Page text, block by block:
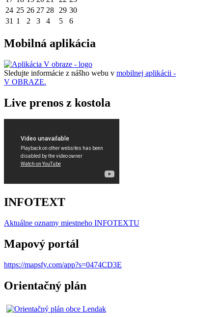
24 25 26 27 28 29 30
31 1 2 3 4 5 6
Mobilná aplikácia
Sledujte informácie z nášho webu v mobilnej aplikácii -
V OBRAZE.
Live prenos z kostola
INFOTEXT
Aktuálne oznamy miestneho INFOTEXTU
Mapový portál
https://mapsfy.com/app?s=0474CD3E
Orientačný plán